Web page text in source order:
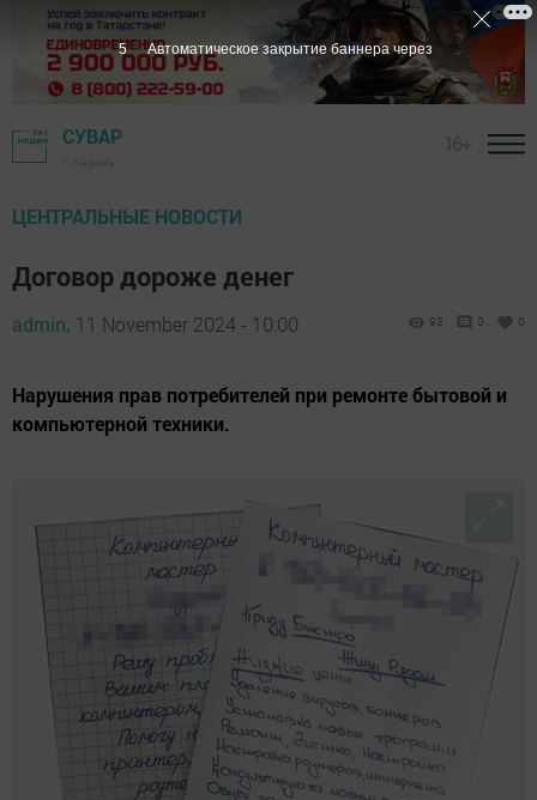
СУВАР
ЦЕНТРАЛЬНЫЕ НОВОСТИ
Договор дороже денег
admin, 11 November 2024 - 10:00 93 0 0
Нарушения прав потребителей при ремонте бытовой и
компьютерной техники.
3 Автоматическое закрытие баннера через